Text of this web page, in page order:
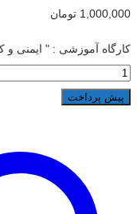
1,000,000 تومان
کارگاه آموزشی : " ایمنی و
پیش پرداخت